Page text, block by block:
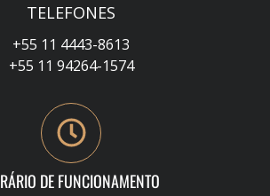
TELEFONES
+55 11 4443-8613
+55 11 94264-1574
DE FUNCIONAMENTO